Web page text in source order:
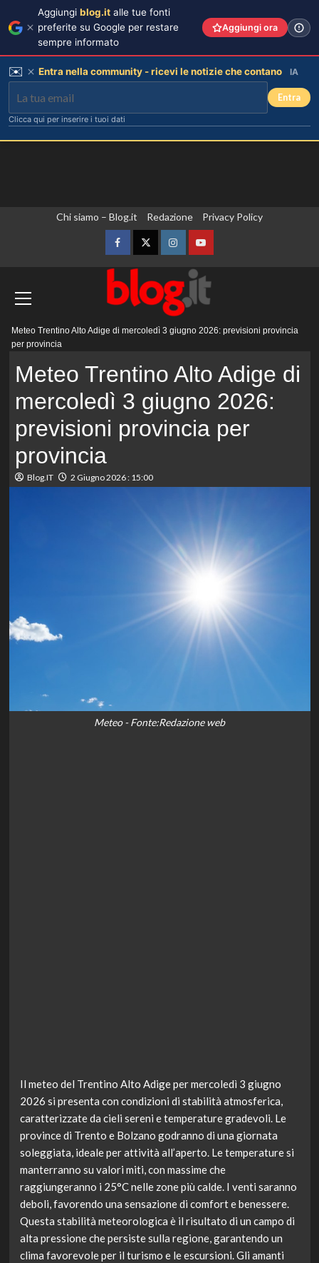
Chi siamo – Blog.it Redazione Privacy Policy
FacebookTwitterInstagramYouTube
principale
Meteo Trentino Alto Adige di mercoledì 3 giugno 2026: previsioni provincia
per provincia
Meteo Trentino Alto Adige di
mercoledì 3 giugno 2026:
previsioni provincia per
provincia
Blog.IT 2 Giugno 2026 : 15:00
Meteo - Fonte:Redazione web
Il meteo del Trentino Alto Adige per mercoledì 3 giugno
2026 si presenta con condizioni di stabilità atmosferica,
caratterizzate da cieli sereni e temperature gradevoli. Le
province di Trento e Bolzano godranno di una giornata
soleggiata, ideale per attività all’aperto. Le temperature si
manterranno su valori miti, con massime che
raggiungeranno i 25°C nelle zone più calde. I venti saranno
deboli, favorendo una sensazione di comfort e benessere.
Questa stabilità meteorologica è il risultato di un campo di
alta pressione che persiste sulla regione, garantendo un
clima favorevole per il turismo e le escursioni. Gli amanti
Aggiungi blog.it alle tue fonti
preferite su Google per restare
sempre informato
Aggiungi ora
✉️ Entra nella community - ricevi le notizie che contano IA
Entra
Clicca qui per inserire i tuoi dati